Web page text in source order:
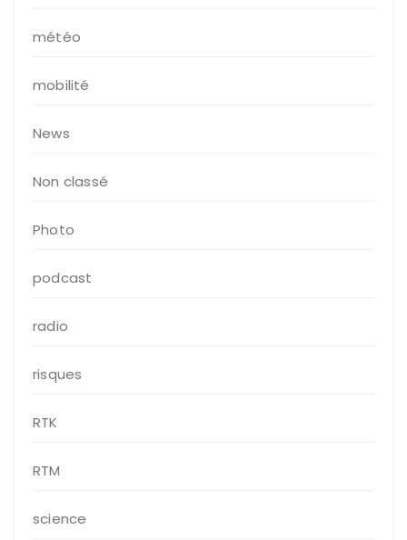
météo
mobilité
News
Non classé
Photo
podcast
radio
risques
RTK
RTM
science